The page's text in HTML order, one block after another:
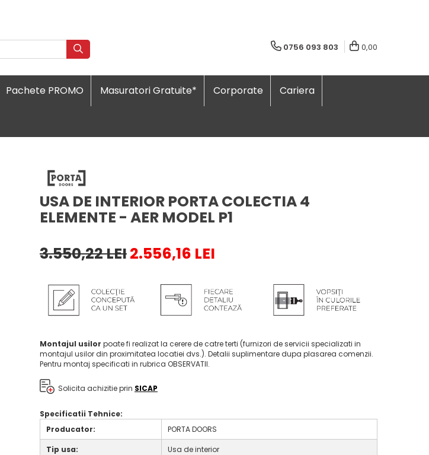
0756 093 803 0,00
Pachete PROMO Masuratori Gratuite* Corporate Cariera
USA DE INTERIOR PORTA COLECTIA 4
ELEMENTE - AER MODEL P1
3.550,22 LEI2.556,16 LEI
Montajul usilor poate fi realizat la cerere de catre terti (furnizori de servicii specializati in
montajul usilor din proximitatea locatiei dvs.). Detalii suplimentare dupa plasarea comenzii.
Pentru montaj specificati in rubrica OBSERVATII.
Solicita achizitie prin SICAP
Specificatii Tehnice:
Producator:
PORTA DOORS
Tip usa:
Usa de interior